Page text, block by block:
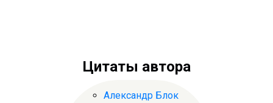
Цитаты автора
Александр Блок